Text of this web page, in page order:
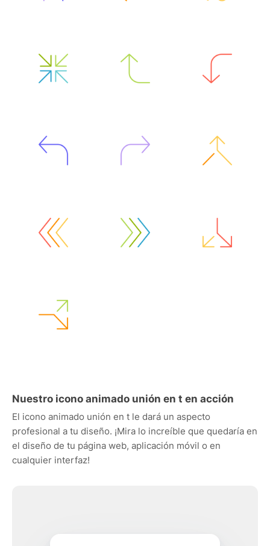
Nuestro icono animado unión en t en acción
El icono animado unión en t le dará un aspecto
profesional a tu diseño. ¡Mira lo increíble que quedaría en
el diseño de tu página web, aplicación móvil o en
cualquier interfaz!